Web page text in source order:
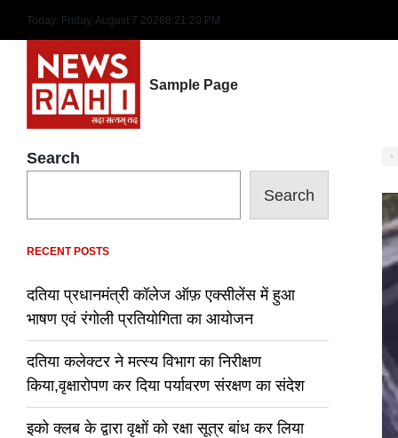
content
Today: Friday, August 7 20268:21 :21 PM
Sample Page
Search
Search
RECENT POSTS
दतिया प्रधानमंत्री कॉलेज ऑफ़ एक्सीलेंस में हुआ
भाषण एवं रंगोली प्रतियोगिता का आयोजन
दतिया कलेक्टर ने मत्स्य विभाग का निरीक्षण
किया,वृक्षारोपण कर दिया पर्यावरण संरक्षण का संदेश
इको क्लब के द्वारा वृक्षों को रक्षा सूत्र बांध कर लिया